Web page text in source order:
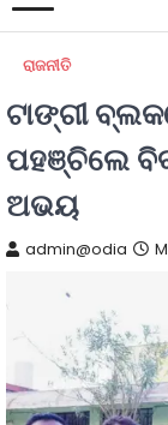
ରାଜନୀତି
ଟାଙ୍ଗୀ
ପହଞ୍ଚିଲେ
ଅଭୟ
admin@odia